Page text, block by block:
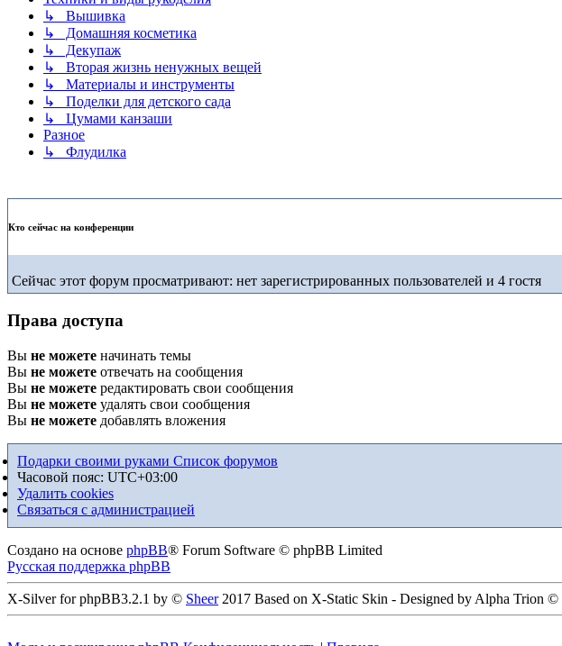
↳ Вышивка
↳ Домашняя косметика
↳ Декупаж
↳ Вторая жизнь ненужных вещей
↳ Материалы и инструменты
↳ Поделки для детского сада
↳ Цумами канзаши
Разное
↳ Флудилка
Кто сейчас на конференции
Сейчас этот форум просматривают: нет зарегистрированных пользователей и 4 гостя
Права доступа
Вы не можете начинать темы
Вы не можете отвечать на сообщения
Вы не можете редактировать свои сообщения
Вы не можете удалять свои сообщения
Вы не можете добавлять вложения
Подарки своими руками Список форумов
Часовой пояс: UTC+03:00
Удалить cookies
Связаться с администрацией
Создано на основе phpBB® Forum Software © phpBB Limited
Русская поддержка phpBB
X-Silver for phpBB3.2.1 by © Sheer2017 Based on X-Static Skin - Designed by Alpha Trion ©